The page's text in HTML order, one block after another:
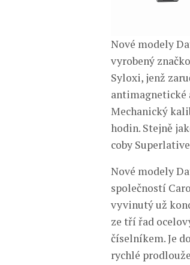
Nové modely
vyrobený
Syloxi, jenž
antimagnetické
Mechanický
hodin. Stejně
coby
Nové modely
společností
vyvinutý už
ze tří řad
číselníkem. Je
rychlé